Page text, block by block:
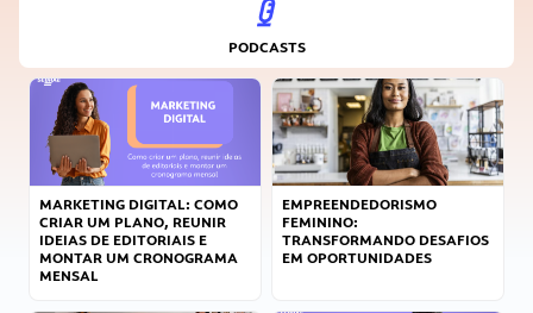
PODCASTS
MARKETING DIGITAL: COMO
CRIAR UM PLANO, REUNIR
IDEIAS DE EDITORIAIS E
MONTAR UM CRONOGRAMA
MENSAL
EMPREENDEDORISMO
FEMININO:
TRANSFORMANDO DESAFIOS
EM OPORTUNIDADES